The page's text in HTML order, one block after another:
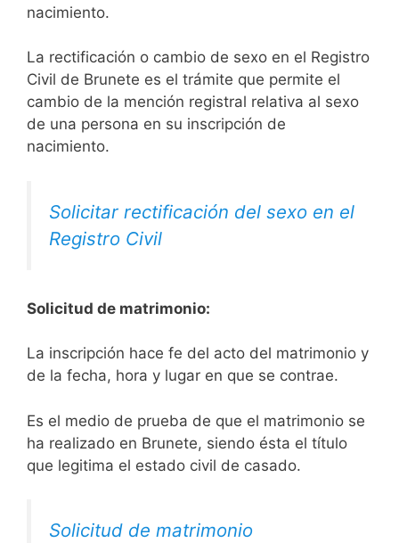
nacimiento.
La rectificación o cambio de sexo en el Registro
Civil de Brunete es el trámite que permite el
cambio de la mención registral relativa al sexo
de una persona en su inscripción de
nacimiento.
Solicitar rectificación del sexo en el
Registro Civil
Solicitud de matrimonio:
La inscripción hace fe del acto del matrimonio y
de la fecha, hora y lugar en que se contrae.
Es el medio de prueba de que el matrimonio se
ha realizado en Brunete, siendo ésta el título
que legitima el estado civil de casado.
Solicitud de matrimonio